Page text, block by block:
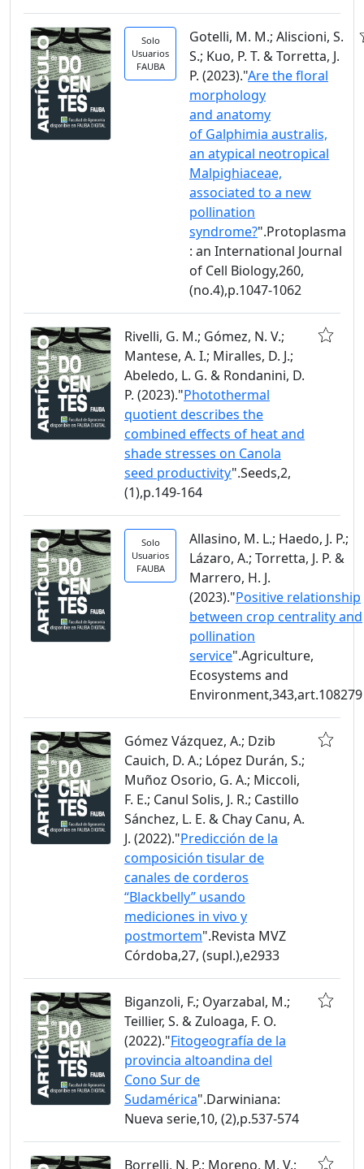
Solo
Usuarios
FAUBA
Gotelli, M. M.; Aliscioni, S.
S.; Kuo, P. T. & Torretta, J.
P. (2023)."Are the floral
morphology
and anatomy
of Galphimia australis,
an atypical neotropical
Malpighiaceae,
associated to a new
pollination
syndrome?".Protoplasma
: an International Journal
of Cell Biology,260,
(no.4),p.1047-1062
Rivelli, G. M.; Gómez, N. V.;
Mantese, A. I.; Miralles, D. J.;
Abeledo, L. G. & Rondanini, D.
P. (2023)."Photothermal
quotient describes the
combined effects of heat and
shade stresses on Canola
seed productivity".Seeds,2,
(1),p.149-164
Solo
Usuarios
FAUBA
Allasino, M. L.; Haedo, J. P.;
Lázaro, A.; Torretta, J. P. &
Marrero, H. J.
(2023)."Positive relationship
between crop centrality and
pollination
service".Agriculture,
Ecosystems and
Environment,343,art.108279
Gómez Vázquez, A.; Dzib
Cauich, D. A.; López Durán, S.;
Muñoz Osorio, G. A.; Miccoli,
F. E.; Canul Solis, J. R.; Castillo
Sánchez, L. E. & Chay Canu, A.
J. (2022)."Predicción de la
composición tisular de
canales de corderos
“Blackbelly” usando
mediciones in vivo y
postmortem".Revista MVZ
Córdoba,27, (supl.),e2933
Biganzoli, F.; Oyarzabal, M.;
Teillier, S. & Zuloaga, F. O.
(2022)."Fitogeografía de la
provincia altoandina del
Cono Sur de
Sudamérica".Darwiniana:
Nueva serie,10, (2),p.537-574
Borrelli, N. P.; Moreno, M. V.;